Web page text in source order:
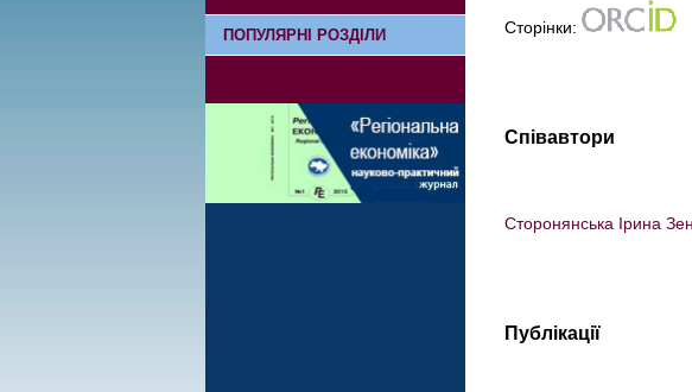
ПОПУЛЯРНІ РОЗДІЛИ Сторінки:
Співавтори
Сторонянська Ірина
Публікації